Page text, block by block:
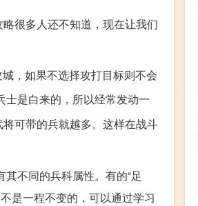
很多人还不知道，现在让我们
，如果不选择攻打目标则不会
士是白来的，所以经常发动一
可带的兵就越多。这样在战斗
不同的兵科属性。有的“足
是一程不变的，可以通过学习